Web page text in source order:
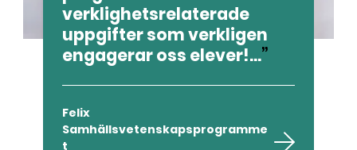
verklighetsrelaterade
uppgifter som verkligen
engagerar oss elever!...
Felix
Samhällsvetenskapsprogramme
t